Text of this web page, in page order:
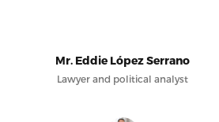
Mr. Eddie López Serrano
Lawyer and political analyst